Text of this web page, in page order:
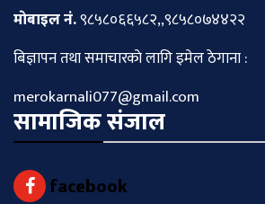
माेबाइल नं.९८५८०६६५८२,,९८५८०७४४२२
बिज्ञापन तथा समाचारकाे लागि इमेल ठेगाना :
merokarnali077@gmail.com
सामाजिक संजाल
facebook